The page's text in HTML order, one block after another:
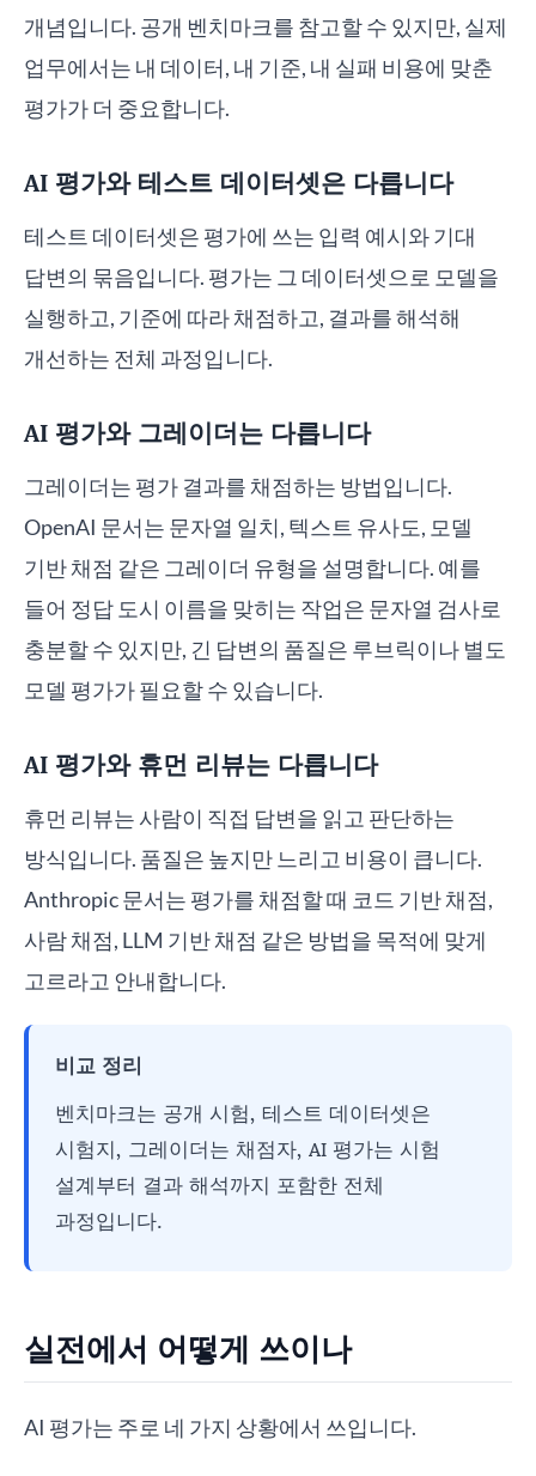
개념입니다. 공개 벤치마크를 참고할 수 있지만, 실제
업무에서는 내 데이터, 내 기준, 내 실패 비용에 맞춘
평가가 더 중요합니다.
AI 평가와 테스트 데이터셋은 다릅니다
테스트 데이터셋은 평가에 쓰는 입력 예시와 기대
답변의 묶음입니다. 평가는 그 데이터셋으로 모델을
실행하고, 기준에 따라 채점하고, 결과를 해석해
개선하는 전체 과정입니다.
AI 평가와 그레이더는 다릅니다
그레이더는 평가 결과를 채점하는 방법입니다.
OpenAI 문서는 문자열 일치, 텍스트 유사도, 모델
기반 채점 같은 그레이더 유형을 설명합니다. 예를
들어 정답 도시 이름을 맞히는 작업은 문자열 검사로
충분할 수 있지만, 긴 답변의 품질은 루브릭이나 별도
모델 평가가 필요할 수 있습니다.
AI 평가와 휴먼 리뷰는 다릅니다
휴먼 리뷰는 사람이 직접 답변을 읽고 판단하는
방식입니다. 품질은 높지만 느리고 비용이 큽니다.
Anthropic 문서는 평가를 채점할 때 코드 기반 채점,
사람 채점, LLM 기반 채점 같은 방법을 목적에 맞게
고르라고 안내합니다.
비교 정리
벤치마크는 공개 시험, 테스트 데이터셋은
시험지, 그레이더는 채점자, AI 평가는 시험
설계부터 결과 해석까지 포함한 전체
과정입니다.
실전에서 어떻게 쓰이나
AI 평가는 주로 네 가지 상황에서 쓰입니다.